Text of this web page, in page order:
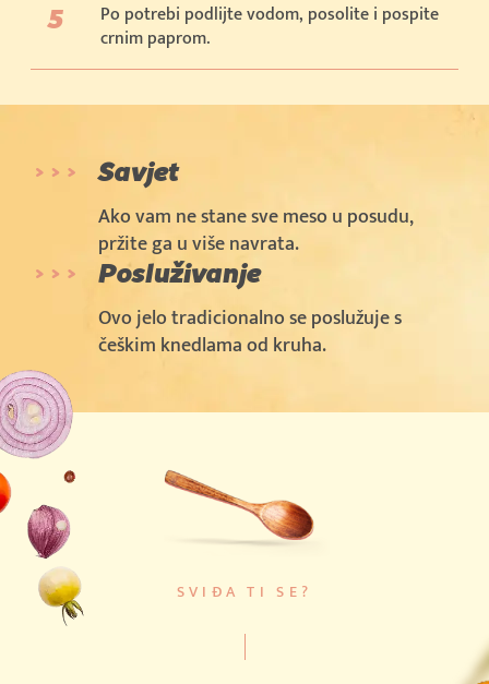
Po potrebi podlijte vodom, posolite i pospite
crnim paprom.
Savjet
Ako vam ne stane sve meso u posudu,
pržite ga u više navrata.
Posluživanje
Ovo jelo tradicionalno se poslužuje s
češkim knedlama od kruha.
SVIĐA TI SE?